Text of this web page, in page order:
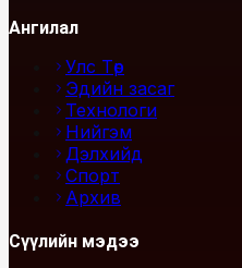
Ангилал
Улс Төр
Эдийн засаг
Технологи
Нийгэм
Дэлхийд
Спорт
Архив
Сүүлийн мэдээ